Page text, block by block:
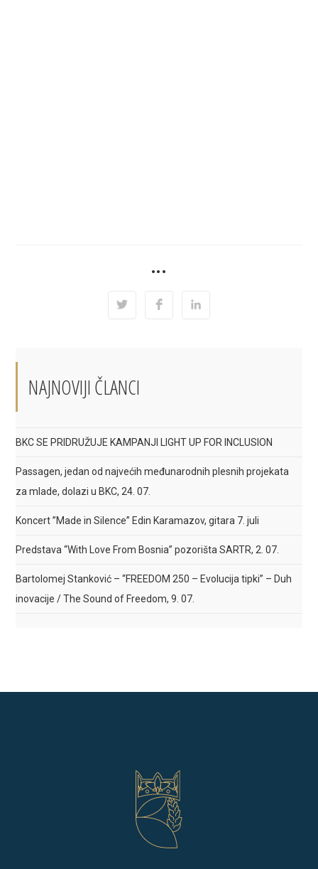
•••
Opens
Opens
Opens
NAJNOVIJI ČLANCI
BKC SE PRIDRUŽUJE KAMPANJI LIGHT UP FOR INCLUSION
Passagen, jedan od najvećih međunarodnih plesnih projekata
za mlade, dolazi u BKC, 24. 07.
Koncert ”Made in Silence” Edin Karamazov, gitara 7. juli
Predstava “With Love From Bosnia” pozorišta SARTR, 2. 07.
Bartolomej Stanković – “FREEDOM 250 – Evolucija tipki” – Duh
inovacije / The Sound of Freedom, 9. 07.